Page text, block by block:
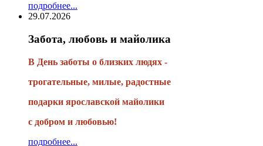
подробнее...
29.07.2026
Забота, любовь и майолика
В День заботы о близких людях -
трогательные, милые, радостные
подарки ярославской майолики
с добром и любовью!
подробнее...